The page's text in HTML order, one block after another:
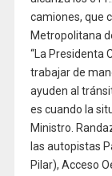
camiones, que
Metropolitana
“La Presidenta
trabajar de
ayuden al
es cuando la
Ministro.
las autopistas
Pilar), Acceso